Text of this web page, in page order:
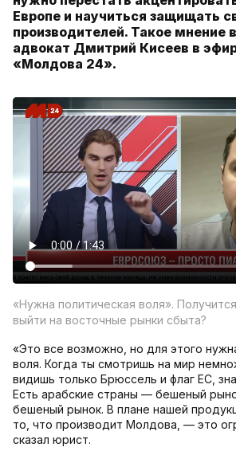
Европе и научиться защищать
производителей. Такое мнение
адвокат Дмитрий Кисеев в
«Молдова 24».
«Нужна политическая воля».
выйти на восточные рынки сбыта?
«Это все возможно, но для этого
воля. Когда ты смотришь на мир
видишь только Брюссель и флаг ЕС,
Есть арабские страны — бешеный
бешеный рынок. В плане нашей
то, что производит Молдова, — это
сказал юрист.